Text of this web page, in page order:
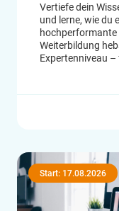
Vertiefe dein
und lerne, wie du
hochperformante
Weiterbildung
Expertenniveau
Start: 17.08.2026